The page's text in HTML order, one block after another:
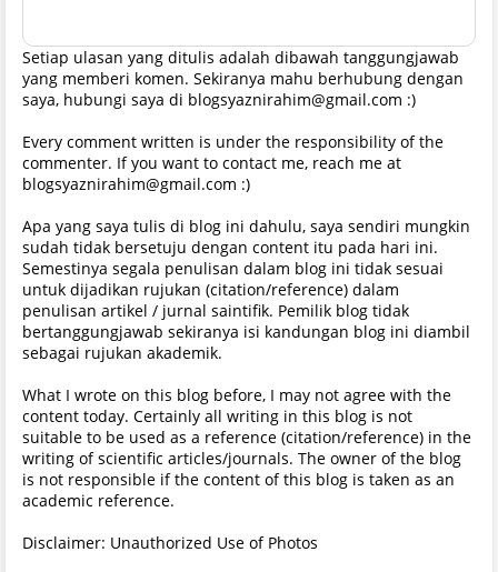
Setiap ulasan yang ditulis adalah dibawah tanggungjawab
yang memberi komen. Sekiranya mahu berhubung dengan
saya, hubungi saya di blogsyaznirahim@gmail.com :)
Every comment written is under the responsibility of the
commenter. If you want to contact me, reach me at
blogsyaznirahim@gmail.com :)
Apa yang saya tulis di blog ini dahulu, saya sendiri mungkin
sudah tidak bersetuju dengan content itu pada hari ini.
Semestinya segala penulisan dalam blog ini tidak sesuai
untuk dijadikan rujukan (citation/reference) dalam
penulisan artikel / jurnal saintifik. Pemilik blog tidak
bertanggungjawab sekiranya isi kandungan blog ini diambil
sebagai rujukan akademik.
What I wrote on this blog before, I may not agree with the
content today. Certainly all writing in this blog is not
suitable to be used as a reference (citation/reference) in the
writing of scientific articles/journals. The owner of the blog
is not responsible if the content of this blog is taken as an
academic reference.
Disclaimer: Unauthorized Use of Photos